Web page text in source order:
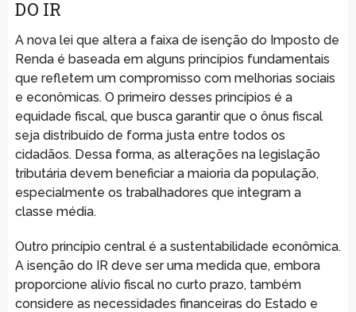
DO IR
A nova lei que altera a faixa de isenção do Imposto de
Renda é baseada em alguns princípios fundamentais
que refletem um compromisso com melhorias sociais
e econômicas. O primeiro desses princípios é a
equidade fiscal, que busca garantir que o ônus fiscal
seja distribuído de forma justa entre todos os
cidadãos. Dessa forma, as alterações na legislação
tributária devem beneficiar a maioria da população,
especialmente os trabalhadores que integram a
classe média.
Outro princípio central é a sustentabilidade econômica.
A isenção do IR deve ser uma medida que, embora
proporcione alívio fiscal no curto prazo, também
considere as necessidades financeiras do Estado e